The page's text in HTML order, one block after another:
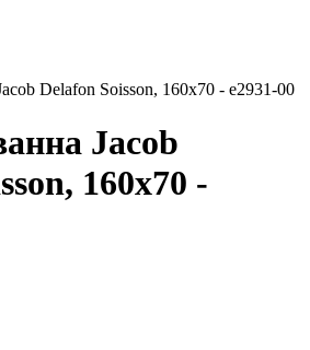
Delafon Soisson, 160x70 - e2931-00
Jacob
160x70 -